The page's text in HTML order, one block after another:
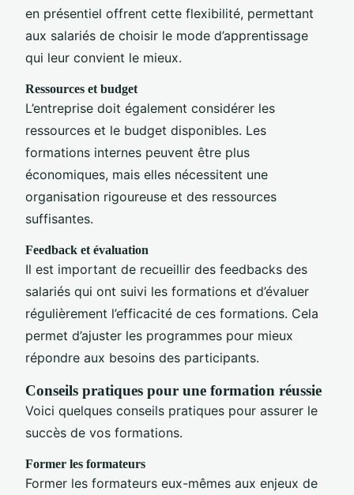
en présentiel offrent cette flexibilité, permettant
aux salariés de choisir le mode d’apprentissage
qui leur convient le mieux.
Ressources et budget
L’entreprise doit également considérer les
ressources et le budget disponibles. Les
formations internes peuvent être plus
économiques, mais elles nécessitent une
organisation rigoureuse et des ressources
suffisantes.
Feedback et évaluation
Il est important de recueillir des feedbacks des
salariés qui ont suivi les formations et d’évaluer
régulièrement l’efficacité de ces formations. Cela
permet d’ajuster les programmes pour mieux
répondre aux besoins des participants.
Conseils pratiques pour une formation réussie
Voici quelques conseils pratiques pour assurer le
succès de vos formations.
Former les formateurs
Former les formateurs eux-mêmes aux enjeux de